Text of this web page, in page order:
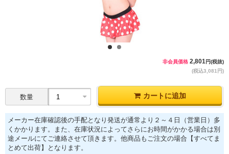
非会員価格 2,801円(税抜)
(税込3,081円)
数量 カートに追加
メーカー在庫確認後の手配となり発送が通常より２～４日（営業日）多
くかかります。また、在庫状況によってさらにお時間がかかる場合は別
途メールにてご連絡させて頂きます。他商品もご注文の場合【すべてま
とめて出荷】となります。